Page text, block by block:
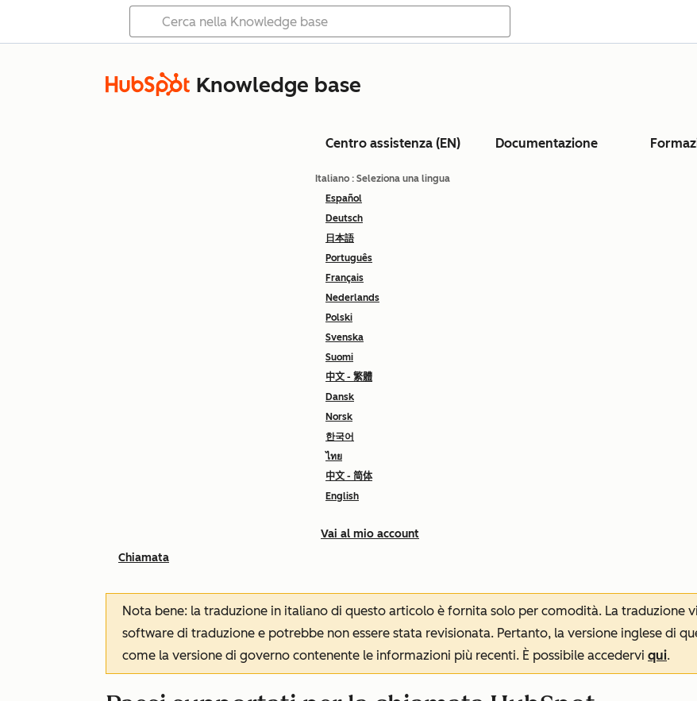
Knowledge base
Centro assistenza (EN) Documentazione
Italiano : Seleziona una lingua
Español
Deutsch
日本語
Português
Français
Nederlands
Polski
Svenska
Suomi
中文 - 繁體
Dansk
Norsk
한국어
ไทย
中文 - 简体
English
Vai al mio account
Chiamata
Nota bene: la traduzione in italiano di questo articolo è fornita solo per comodità. La traduzione
software di traduzione e potrebbe non essere stata revisionata. Pertanto, la versione inglese di
come la versione di governo contenente le informazioni più recenti. È possibile accedervi qui.